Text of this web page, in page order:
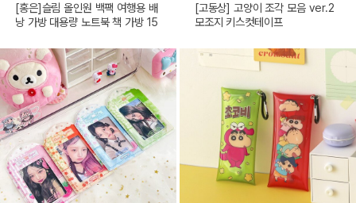
[홍은]슬림 올인원 백팩 여행용 배
낭 가방 대용량 노트북 책 가방 15
[고동상] 고양이 조각 모음 ver.2
모조지 키스컷테이프